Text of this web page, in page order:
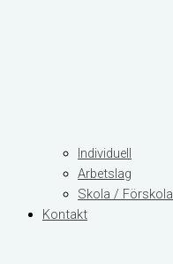
Individuell
Arbetslag
Skola / Förskola
Kontakt